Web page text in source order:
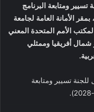
تسيير ومتابعة البرنامج
للدول العربية (2023-2028)، بمقر الأمانة العامة لجامعة
الأمم المتحدة المعني
أفريقيا وممثلي
تسيير ومتابعة